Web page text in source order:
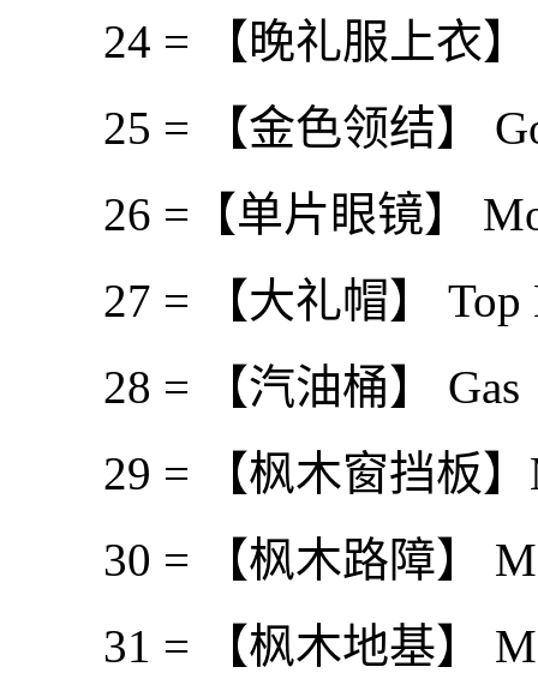
24 = 【晚礼服上衣】
25 = 【金色领结】
26 =【单片眼镜】
27 = 【大礼帽】 Top
28 = 【汽油桶】 Gas
29 = 【枫木窗挡板】
30 = 【枫木路障】
31 = 【枫木地基】